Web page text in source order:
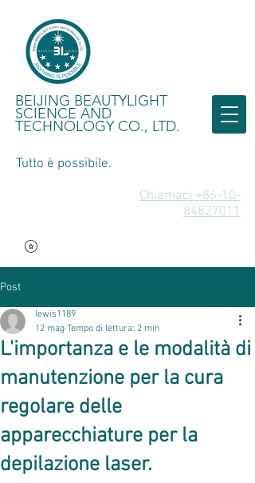
BEIJING BEAUTYLIGHT
SCIENCE AND
TECHNOLOGY CO., LTD.
Tutto è possibile.
Chiamaci +86-10-
84827011
Post
L'importanza e le modalità di
manutenzione per la cura
regolare delle
apparecchiature per la
depilazione laser.
lewis1189
12 mag Tempo di lettura: 2 min